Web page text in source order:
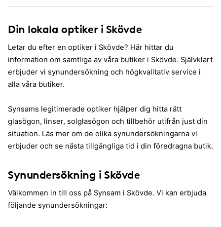
Din lokala optiker i Skövde
Letar du efter en optiker i Skövde? Här hittar du
information om samtliga av våra butiker i Skövde. Självklart
erbjuder vi synundersökning och högkvalitativ service i
alla våra butiker.
Synsams legitimerade optiker hjälper dig hitta rätt
glasögon, linser, solglasögon och tillbehör utifrån just din
situation. Läs mer om de olika synundersökningarna vi
erbjuder och se nästa tillgängliga tid i din föredragna butik.
Synundersökning i Skövde
Välkommen in till oss på Synsam i Skövde. Vi kan erbjuda
följande synundersökningar: